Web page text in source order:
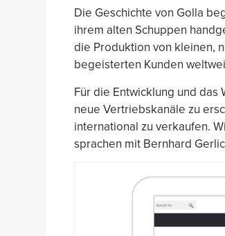
Die Geschichte von Golla
ihrem alten Schuppen
die Produktion von kleinen,
begeisterten Kunden
Für die Entwicklung und
neue Vertriebskanäle zu
international zu verkaufen.
sprachen mit Bernhard